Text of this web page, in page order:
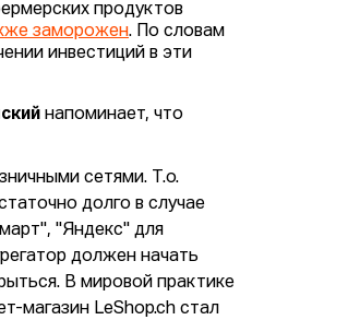
продуктов
заморожен. По словам
инвестиций в эти
напоминает, что
сетями. Т.о.
долго в случае
"Яндекс" для
должен начать
В мировой практике
магазин LeShop.ch стал